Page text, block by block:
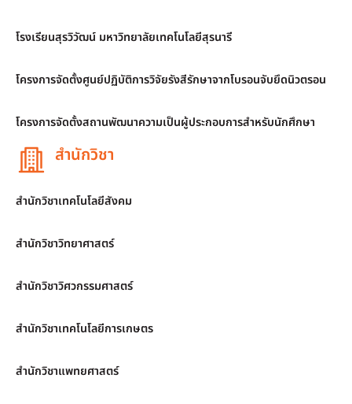
โรงเรียนสุรวิวัฒน์ มหาวิทยาลัยเทคโนโลยีสุรนารี
โครงการจัดตั้งศูนย์ปฏิบัติการวิจัยรังสีรักษาจากโบรอนจับยึดนิวตรอน
โครงการจัดตั้งสถานพัฒนาความเป็นผู้ประกอบการสำหรับนักศึกษา
สำนักวิชา
สำนักวิชาเทคโนโลยีสังคม
สำนักวิชาวิทยาศาสตร์
สำนักวิชาวิศวกรรมศาสตร์
สำนักวิชาเทคโนโลยีการเกษตร
สำนักวิชาแพทยศาสตร์